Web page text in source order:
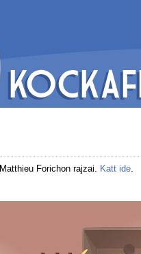
Matthieu Forichon rajzai. Katt ide